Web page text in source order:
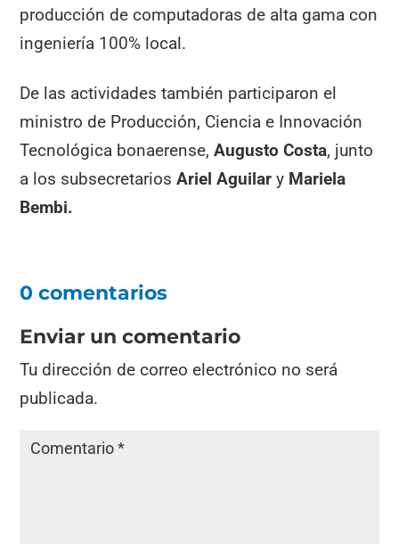
producción de computadoras de alta gama con
ingeniería 100% local.
De las actividades también participaron el
ministro de Producción, Ciencia e Innovación
Tecnológica bonaerense,Augusto Costa, junto
a los subsecretariosAriel Aguilar y Mariela
Bembi.
0 comentarios
Enviar un comentario
Tu dirección de correo electrónico no será
publicada.